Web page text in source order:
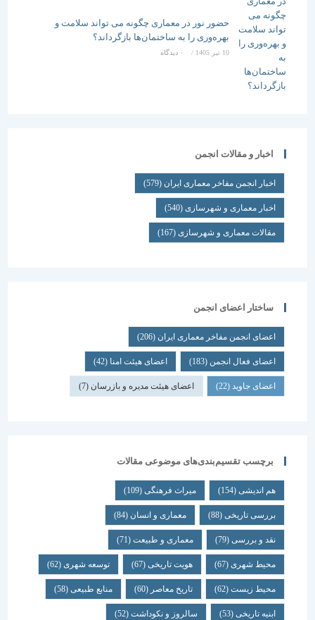
حضور نور در معماری چگونه می تواند سلامت و
بهره‌وری را به ساختمان‌ها بازگرداند؟
/ ۰ دیدگاه
اخبار و مقالات انجمن
اخبار انجمن مفاخر معماری ایران (579)
اخبار معماری و شهرسازی(540)
مقالات معماری و شهرسازی(167)
ساختار اعضای انجمن
اعضای انجمن مفاخر معماری ایران (206)
اعضای فعال انجمن(183) اعضای هیئت امنا(42)
اعضای جاوید(22) اعضای هیئت مدیره و بازرسان(7)
برچسب تقسیم‌بندی‌های موضوعی مقالات
هم اندیشی (154) میراث فرهنگی (109)
بررسی تاریخی (88) معماری و انسان (84)
نقد و بررسی (79) معماری و طبیعت (71)
محیط شهری(67) هویت تاریخی(67) توسعه شهری(62)
محیط زیست(62) تاریخ معاصر(60) منابع طبیعی(58)
ابنیه تاریخی(53) سالروز و نکوداشت(52)